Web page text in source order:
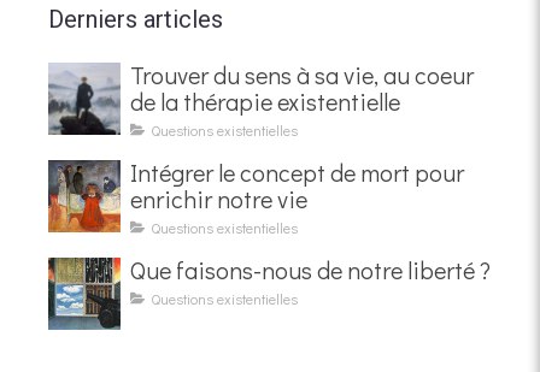
Derniers articles
Trouver du sens à sa vie, au coeur
de la thérapie existentielle
Questions existentielles
Intégrer le concept de mort pour
enrichir notre vie
Questions existentielles
Que faisons-nous de notre liberté ?
Questions existentielles